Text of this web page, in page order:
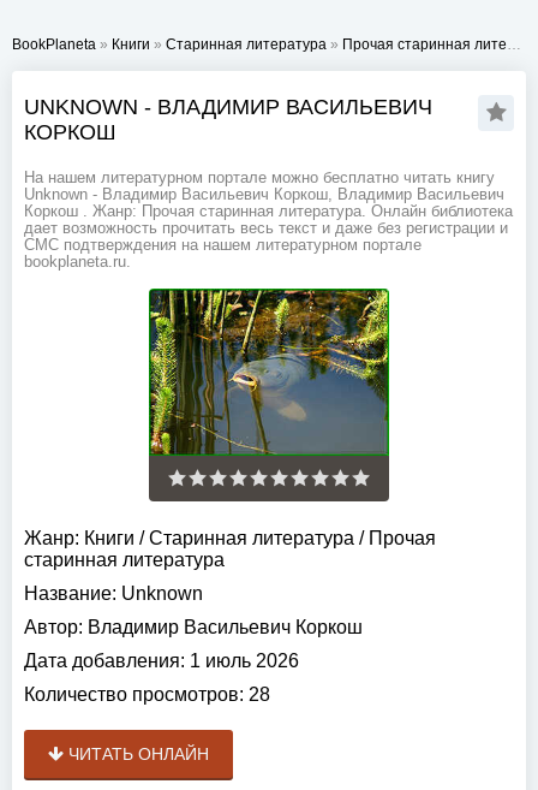
BookPlaneta » Книги » Старинная литература » Прочая старинная литература
UNKNOWN - ВЛАДИМИР ВАСИЛЬЕВИЧ
КОРКОШ
На нашем литературном портале можно бесплатно читать книгу
Unknown - Владимир Васильевич Коркош, Владимир Васильевич
Коркош . Жанр: Прочая старинная литература. Онлайн библиотека
дает возможность прочитать весь текст и даже без регистрации и
СМС подтверждения на нашем литературном портале
bookplaneta.ru.
Жанр: Книги /Старинная литература / Прочая
старинная литература
Название: Unknown
Автор: Владимир Васильевич Коркош
Дата добавления: 1 июль 2026
Количество просмотров: 28
ЧИТАТЬ ОНЛАЙН